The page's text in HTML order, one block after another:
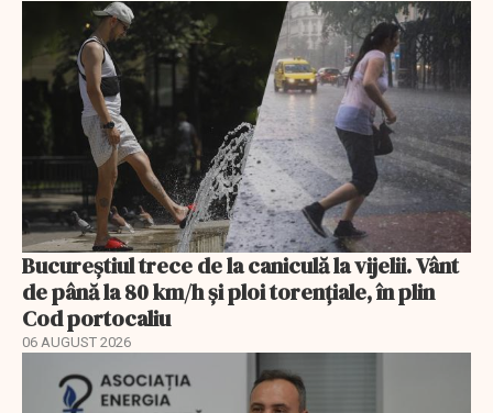
Bucureștiul trece de la caniculă la vijelii. Vânt
de până la 80 km/h și ploi torențiale, în plin
Cod portocaliu
06 AUGUST 2026